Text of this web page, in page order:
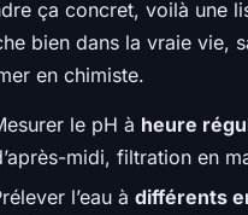
ça concret, voilà une
bien dans la vraie vie,
en chimiste.
le pH à heure
midi, filtration en
l’eau àdifférents